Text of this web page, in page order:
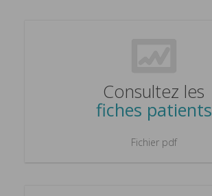
Consultez les
fiches patients
Fichier pdf